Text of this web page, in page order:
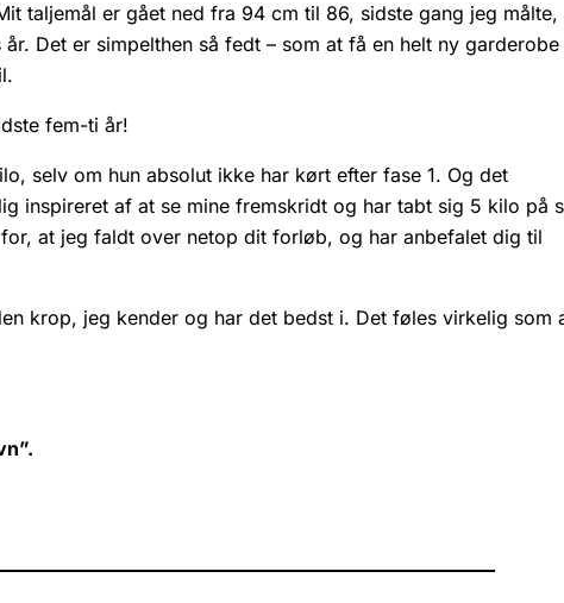
taljemål er gået ned fra 94 cm til 86, sidste gang jeg målte,
Det er simpelthen så fedt – som at få en helt ny garderobe
fem-ti år!
selv om hun absolut ikke har kørt efter fase 1. Og det
inspireret af at se mine fremskridt og har tabt sig 5 kilo på
at jeg faldt over netop dit forløb, og har anbefalet dig til
krop, jeg kender og har det bedst i. Det føles virkelig som